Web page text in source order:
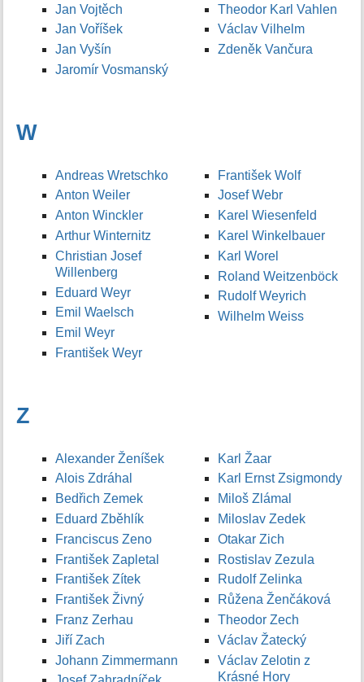
Jan Vojtěch
Jan Voříšek
Jan Vyšín
Jaromír Vosmanský
Theodor Karl Vahlen
Václav Vilhelm
Zdeněk Vančura
W
Andreas Wretschko
Anton Weiler
Anton Winckler
Arthur Winternitz
Christian Josef
Willenberg
Eduard Weyr
Emil Waelsch
Emil Weyr
František Weyr
František Wolf
Josef Webr
Karel Wiesenfeld
Karel Winkelbauer
Karl Worel
Roland Weitzenböck
Rudolf Weyrich
Wilhelm Weiss
Z
Alexander Ženíšek
Alois Zdráhal
Bedřich Zemek
Eduard Zběhlík
Franciscus Zeno
František Zapletal
František Zítek
František Živný
Franz Zerhau
Jiří Zach
Johann Zimmermann
Karl Žaar
Karl Ernst Zsigmondy
Miloš Zlámal
Miloslav Zedek
Otakar Zich
Rostislav Zezula
Rudolf Zelinka
Růžena Ženčáková
Theodor Zech
Václav Žatecký
Václav Zelotin z
Krásné Hory